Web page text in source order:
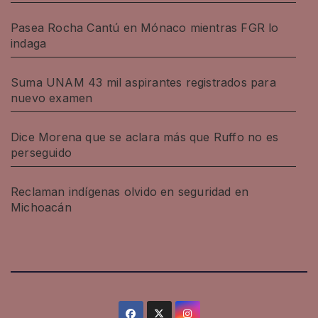
Pasea Rocha Cantú en Mónaco mientras FGR lo
indaga
Suma UNAM 43 mil aspirantes registrados para
nuevo examen
Dice Morena que se aclara más que Ruffo no es
perseguido
Reclaman indígenas olvido en seguridad en
Michoacán